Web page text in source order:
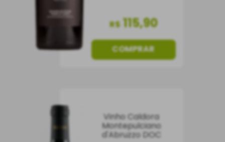
R$ 115,90
COMPRAR
Vinho Caldora
Montepulciano
d'Abruzzo DOC